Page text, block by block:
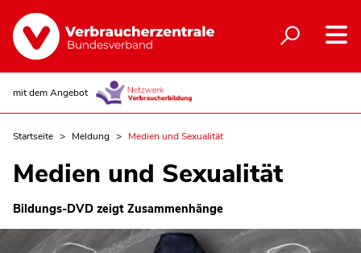
mit dem Angebot
Startseite Meldung Medien und Sexualität
Medien und Sexualität
Bildungs-DVD zeigt Zusammenhänge